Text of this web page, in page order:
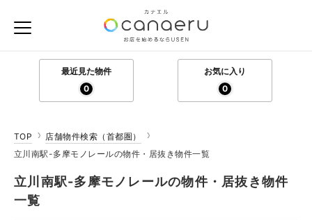
最近見た物件
0
お気に入り
0
TOP
店舗物件検索（首都圏）
立川南駅-多摩モノレールの物件・居抜き物件一覧
立川南駅-多摩モノレールの物件・居抜き物件
一覧